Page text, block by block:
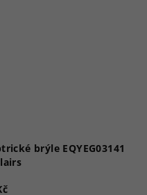
brýle EQYEG03141